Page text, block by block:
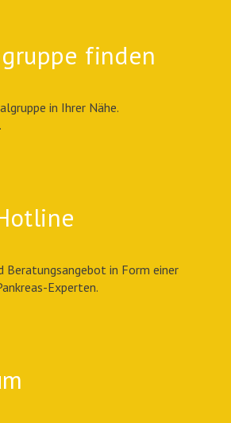
finden
in Ihrer Nähe.
Beratungsangebot in Form einer
Experten.